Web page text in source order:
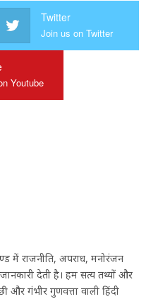
Twitter
Join us on Twitter
Youtube
में राजनीति, अपराध, मनोरंजन
देती है। हम सत्य तथ्यों और
गंभीर गुणवत्ता वाली हिंदी